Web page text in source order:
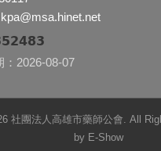
：2026-08-07
社團法人高雄市藥師公會. All
by E-Show